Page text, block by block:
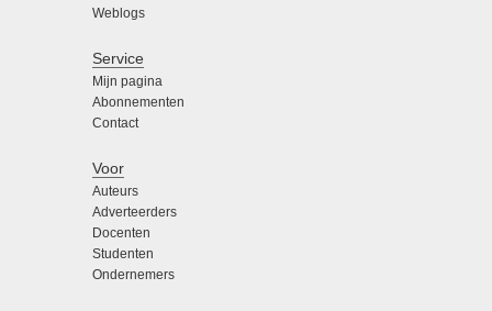
Weblogs
Service
Mijn pagina
Abonnementen
Contact
Voor
Auteurs
Adverteerders
Docenten
Studenten
Ondernemers